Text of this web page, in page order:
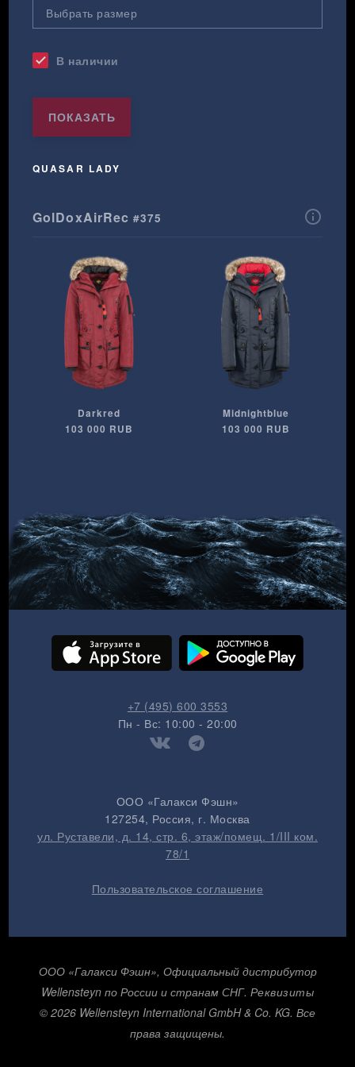
check В наличии
ПОКАЗАТЬ
QUASAR LADY
GolDoxAirRec #375 info_outline
Darkred
103 000 RUB
Midnightblue
103 000 RUB
+7 (495) 600 3553
Пн - Вс: 10:00 - 20:00
ООО «Галакси Фэшн»
127254, Россия, г. Москва
ул. Руставели, д. 14, стр. 6, этаж/помещ. 1/III ком.
78/1
Пользовательское соглашение
ООО «Галакси Фэшн», Официальный дистрибутор
Wellensteyn по России и странам СНГ. Реквизиты
© 2026 Wellensteyn International GmbH & Co. KG. Все
права защищены.